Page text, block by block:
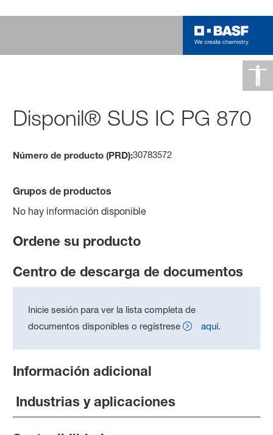
Disponil® SUS IC PG 870
Número de producto (PRD):30783572
Grupos de productos
No hay información disponible
Ordene su producto
Centro de descarga de documentos
Inicie sesión para ver la lista completa de
documentos disponibles o regístrese
aquí.
Información adicional
Industrias y aplicaciones